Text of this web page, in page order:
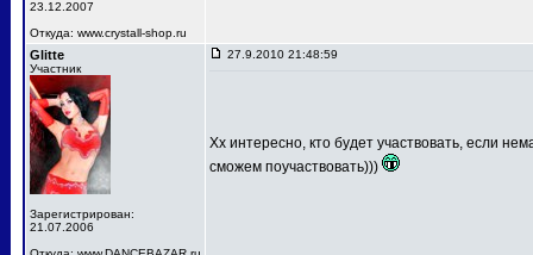
23.12.2007
Откуда: www.crystall-shop.ru
Glitte
Участник
Зарегистрирован:
21.07.2006
27.9.2010 21:48:59
Хх интересно, кто будет участвовать, если
сможем поучаствовать)))